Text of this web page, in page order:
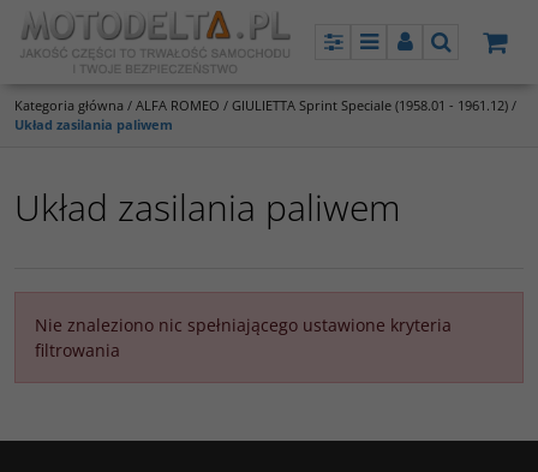
PanelMenuPanelSzukaj
Kategoria główna / ALFA ROMEO / GIULIETTA Sprint Speciale (1958.01 - 1961.12) /
Układ zasilania paliwem
Układ zasilania paliwem
Nie znaleziono nic spełniającego ustawione kryteria
filtrowania